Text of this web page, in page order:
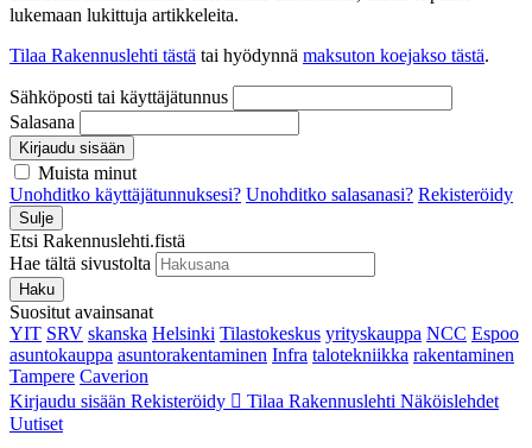
lukemaan lukittuja artikkeleita.
Tilaa Rakennuslehti tästä tai hyödynnä maksuton koejakso tästä.
Sähköposti tai käyttäjätunnus
Salasana
Kirjaudu sisään
Muista minut
Unohditko käyttäjätunnuksesi? Unohditko salasanasi? Rekisteröidy
Sulje
Etsi Rakennuslehti.fistä
Hae tältä sivustolta
Haku
Suositut avainsanat
YIT SRV skanska Helsinki Tilastokeskus yrityskauppa NCC Espoo
asuntokauppa asuntorakentaminen Infra talotekniikka rakentaminen
Tampere Caverion
Kirjaudu sisään Rekisteröidy Tilaa Rakennuslehti Näköislehdet
Uutiset